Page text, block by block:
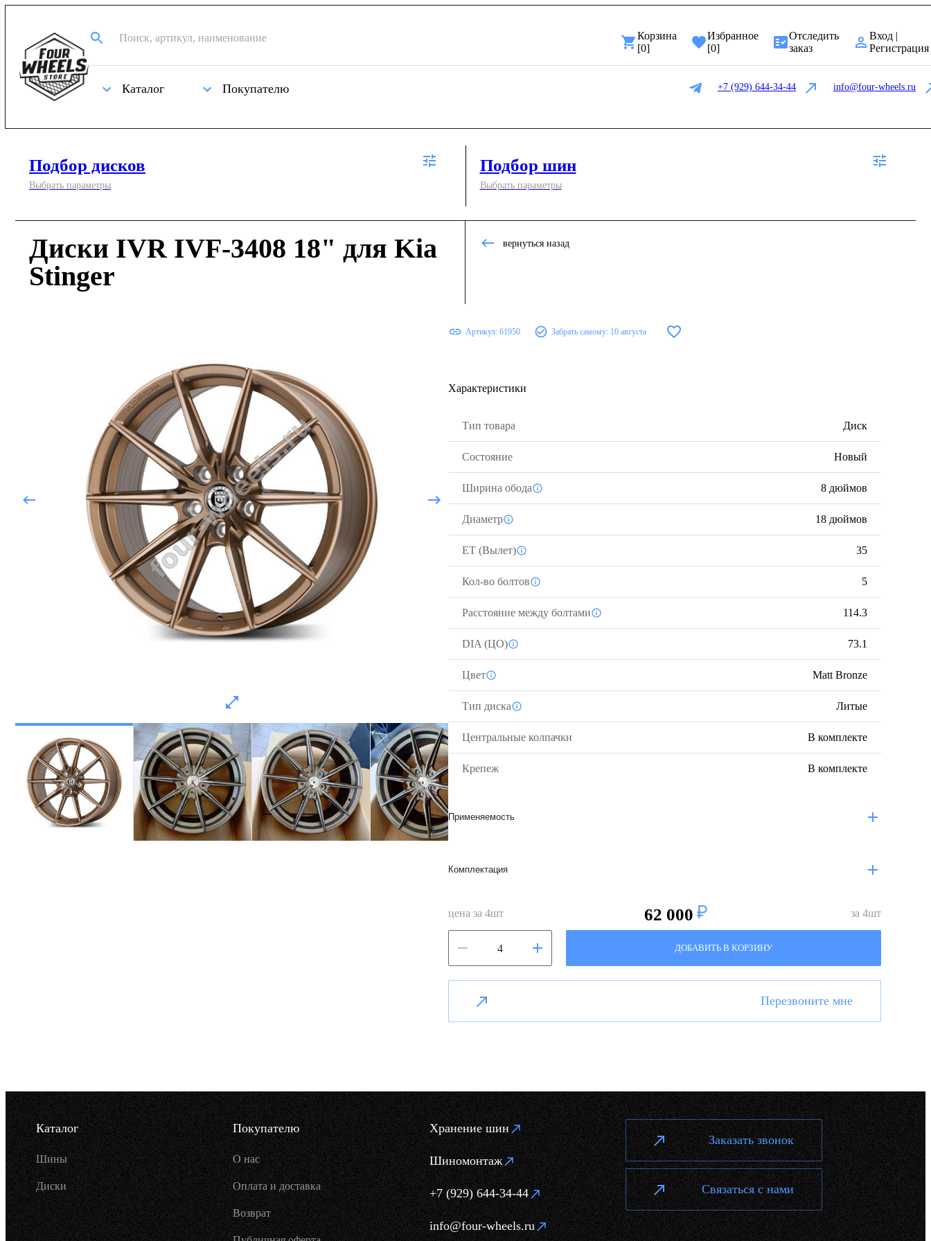
Корзина
[0]
Избранное
[0]
Отследить
заказ
Вход |
Регистрация
Каталог Покупателю +7 (929) 644-34-44 info@four-wheels.ru
Подбор дисков
Выбрать параметры
Подбор шин
Выбрать параметры
Диски IVR IVF-3408 18" для Kia
Stinger
вернуться назад
Артикул: 61950 Забрать самому: 10 августа
Характеристики
Тип товара Диск
Состояние Новый
Ширина обода 8 дюймов
Диаметр 18 дюймов
ЕТ (Вылет) 35
Кол-во болтов 5
Расстояние между болтами 114.3
DIA (ЦО) 73.1
Цвет Matt Bronze
Тип диска Литые
Центральные колпачки В комплекте
Крепеж В комплекте
Применяемость
Комплектация
цена за 4шт 62 000 за 4шт
ДОБАВИТЬ В КОРЗИНУ
Перезвоните мне
Каталог
Шины
Диски
Покупателю
О нас
Оплата и доставка
Возврат
Хранение шин
Шиномонтаж
+7 (929) 644-34-44
info@four-wheels.ru
Заказать звонок
Связаться с нами